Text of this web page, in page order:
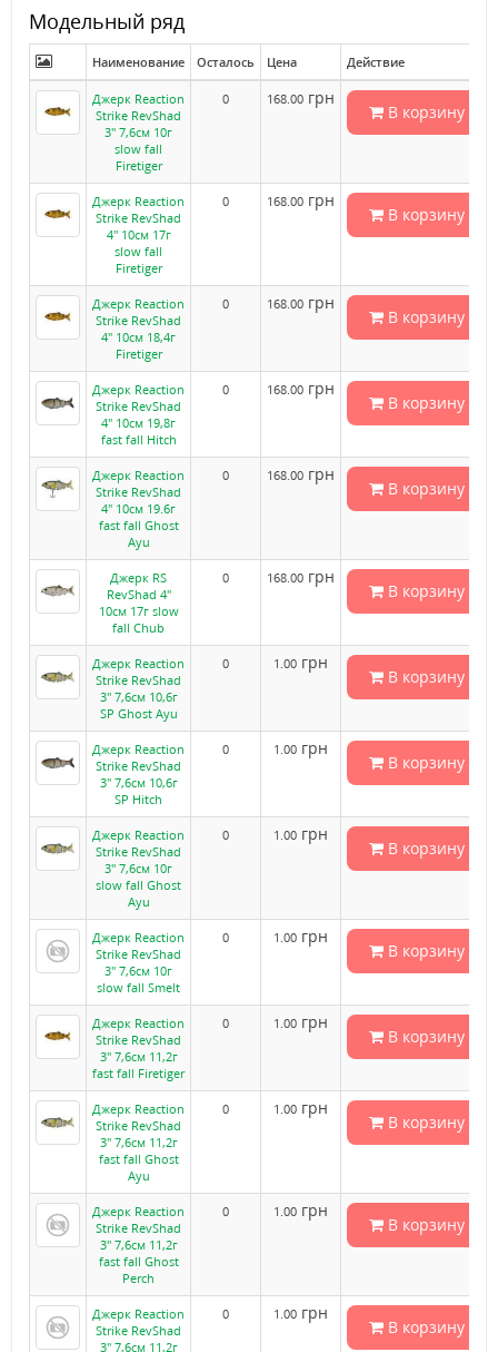
Модельный ряд
Наименование Осталось Цена Действие
Джерк Reaction
Strike RevShad
3" 7,6см 10г
slow fall
Firetiger
0 168.00 грн
В корзину
Джерк Reaction
Strike RevShad
4" 10см 17г
slow fall
Firetiger
0 168.00 грн
В корзину
Джерк Reaction
Strike RevShad
4" 10см 18,4г
Firetiger
0 168.00 грн
В корзину
Джерк Reaction
Strike RevShad
4" 10см 19,8г
fast fall Hitch
0 168.00 грн
В корзину
Джерк Reaction
Strike RevShad
4" 10см 19.6г
fast fall Ghost
Ayu
0 168.00 грн
В корзину
Джерк RS
RevShad 4"
10см 17г slow
fall Chub
0 168.00 грн
В корзину
Джерк Reaction
Strike RevShad
3" 7,6см 10,6г
SP Ghost Ayu
0 1.00 грн
В корзину
Джерк Reaction
Strike RevShad
3" 7,6см 10,6г
SP Hitch
0 1.00 грн
В корзину
Джерк Reaction
Strike RevShad
3" 7,6см 10г
slow fall Ghost
Ayu
0 1.00 грн
В корзину
Джерк Reaction
Strike RevShad
3" 7,6см 10г
slow fall Smelt
0 1.00 грн
В корзину
Джерк Reaction
Strike RevShad
3" 7,6см 11,2г
fast fall Firetiger
0 1.00 грн
В корзину
Джерк Reaction
Strike RevShad
3" 7,6см 11,2г
fast fall Ghost
Ayu
0 1.00 грн
В корзину
Джерк Reaction
Strike RevShad
3" 7,6см 11,2г
fast fall Ghost
Perch
0 1.00 грн
В корзину
Джерк Reaction
Strike RevShad
3" 7,6см 11,2г
0 1.00 грн
В корзину